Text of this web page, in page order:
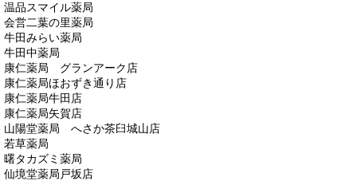
温品スマイル薬局
会営二葉の里薬局
牛田みらい薬局
牛田中薬局
康仁薬局 グランアーク店
康仁薬局ほおずき通り店
康仁薬局牛田店
康仁薬局矢賀店
山陽堂薬局 へさか茶臼城山店
若草薬局
曙タカズミ薬局
仙境堂薬局戸坂店